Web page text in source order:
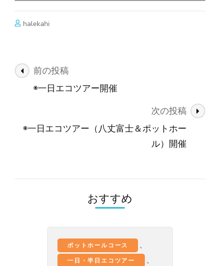
halekahi
投
ゲ
ョ
前の投稿
◉一日エコツアー開催
次の投稿
◉一日エコツアー（八丈富士＆ポットホー
ル）開催
おすすめ
ポットホールコース 、
一日・半日エコツアー 、